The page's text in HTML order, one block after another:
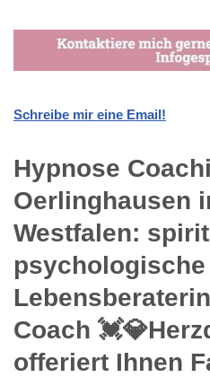
Schreibe mir eine Email!
Hypnose
Oerlinghausen
Westfalen:
psychologische
Coach
offeriert Ihnen